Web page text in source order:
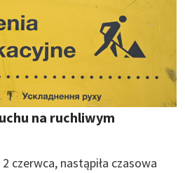
na ruchliwym
czerwca, nastąpiła czasowa